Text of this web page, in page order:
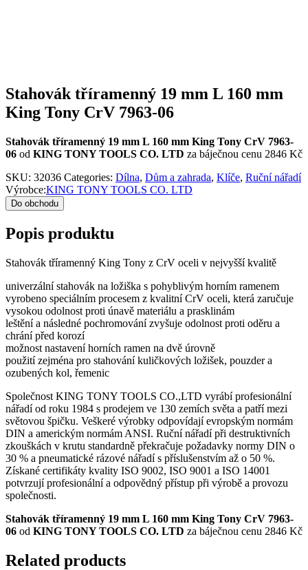
Stahovák tříramenný 19 mm L 160 mm
King Tony CrV 7963-06
Stahovák tříramenný 19 mm L 160 mm King Tony CrV 7963-
06 od KING TONY TOOLS CO. LTD za báječnou cenu 2846 Kč
SKU: 32036 Categories: Dílna, Dům a zahrada, Klíče, Ruční nářadí
Výrobce:KING TONY TOOLS CO. LTD
Do obchodu
Popis produktu
Stahovák tříramenný King Tony z CrV oceli v nejvyšší kvalitě
univerzální stahovák na ložiška s pohyblivým horním ramenem
vyrobeno speciálním procesem z kvalitní CrV oceli, která zaručuje
vysokou odolnost proti únavě materiálu a prasklinám
leštění a následné pochromování zvyšuje odolnost proti oděru a
chrání před korozí
možnost nastavení horních ramen na dvě úrovně
použití zejména pro stahování kuličkových ložišek, pouzder a
ozubených kol, řemenic
Společnost KING TONY TOOLS CO.,LTD vyrábí profesionální
nářadí od roku 1984 s prodejem ve 130 zemích světa a patří mezi
světovou špičku. Veškeré výrobky odpovídají evropským normám
DIN a americkým normám ANSI. Ruční nářadí při destruktivních
zkouškách v krutu standardně překračuje požadavky normy DIN o
30 % a pneumatické rázové nářadí s příslušenstvím až o 50 %.
Získané certifikáty kvality ISO 9002, ISO 9001 a ISO 14001
potvrzují profesionální a odpovědný přístup při výrobě a provozu
společnosti.
Stahovák tříramenný 19 mm L 160 mm King Tony CrV 7963-
06 od KING TONY TOOLS CO. LTD za báječnou cenu 2846 Kč
Related products